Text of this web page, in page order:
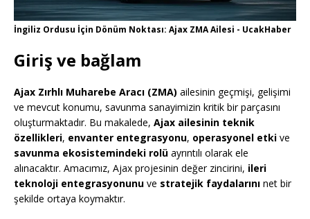
İngiliz Ordusu İçin Dönüm Noktası: Ajax ZMA Ailesi - UcakHaber
Giriş ve bağlam
Ajax Zırhlı Muharebe Aracı (ZMA) ailesinin geçmişi, gelişimi
ve mevcut konumu, savunma sanayimizin kritik bir parçasını
oluşturmaktadır. Bu makalede, Ajax ailesinin teknik
özellikleri, envanter entegrasyonu, operasyonel etki ve
savunma ekosistemindeki rolü ayrıntılı olarak ele
alınacaktır. Amacımız, Ajax projesinin değer zincirini, ileri
teknoloji entegrasyonunu ve stratejik faydalarını net bir
şekilde ortaya koymaktır.